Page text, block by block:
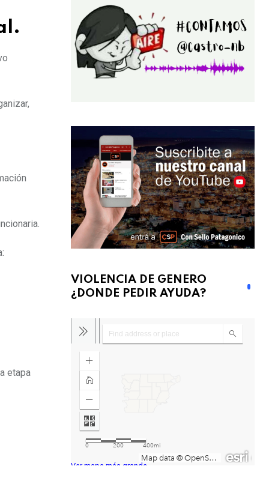
etapa
VIOLENCIA DE GENERO
¿DONDE PEDIR AYUDA?
Ver mapa más grande